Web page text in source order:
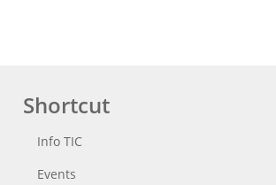
Shortcut
Info TIC
Events